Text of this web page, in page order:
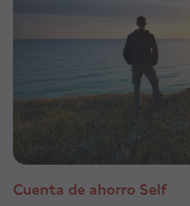
Cuenta de ahorro Self